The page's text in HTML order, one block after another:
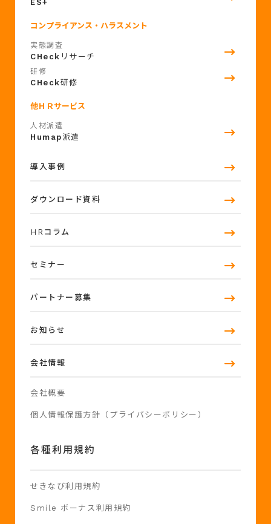
ES+
コンプライアンス・ハラスメント
実態調査
CHeck リサーチ
研修
CHeck研修
他ＨＲサービス
人材派遣
Humap 派遣
導入事例
ダウンロード資料
HRコラム
セミナー
パートナー募集
お知らせ
会社情報
会社概要
個人情報保護方針（プライバシーポリシー）
各種利用規約
せきなび利用規約
Smile ボーナス利用規約